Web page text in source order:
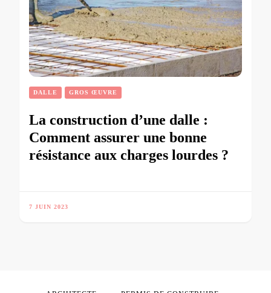
DALLE GROS ŒUVRE
La construction d’une dalle :
Comment assurer une bonne
résistance aux charges lourdes ?
7 JUIN 2023